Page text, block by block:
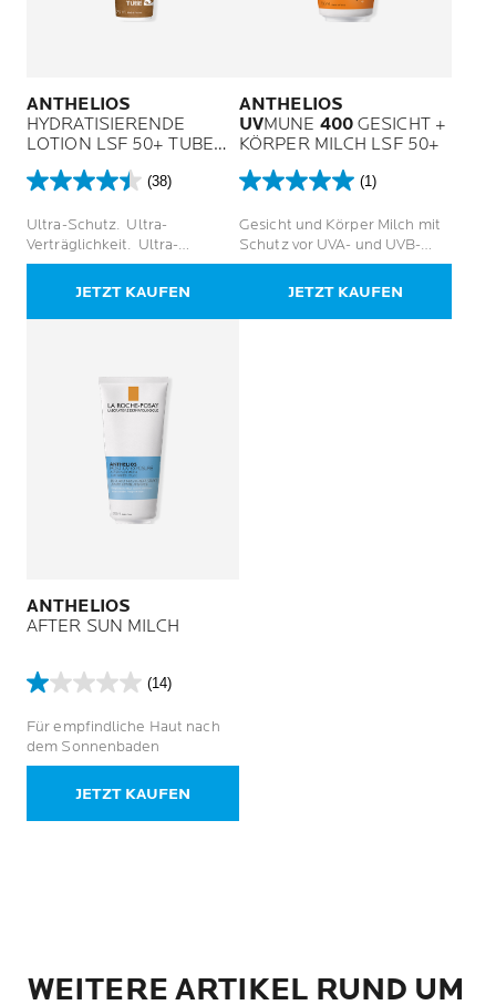
ANTHELIOS
HYDRATISIERENDE
LOTION LSF 50+ TUBE
MIT PAPPE
(38)
4.4
5
Sternen.
Bewertungen
Ultra-Schutz. Ultra-
Verträglichkeit. Ultra-
Widerstand.
JETZT KAUFEN
ANTHELIOS
UVMUNE 400GESICHT +
KÖRPER MILCH LSF 50+
(1)
5.0
5
Sternen.
Bewertung
Gesicht und Körper Milch mit
Schutz vor UVA- und UVB-
Strahlen
JETZT KAUFEN
ANTHELIOS
AFTER SUN MILCH
(14)
1.0
5
Sternen.
Bewertungen
Für empfindliche Haut nach
dem Sonnenbaden
JETZT KAUFEN
WEITERE ARTIKEL RUND UM